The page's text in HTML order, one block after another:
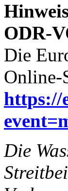
ODR-
Die
Online-
https://
Die